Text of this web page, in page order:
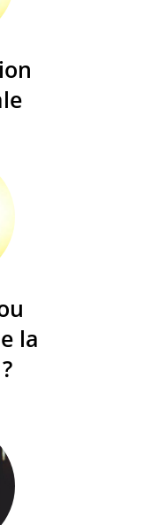
la